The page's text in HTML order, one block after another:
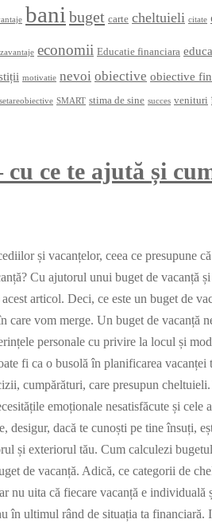
bani buget carte cheltuieli citate
economii Educatie financiara
motivatie nevoi obiective obiective
setareobiective SMART stima de sine succes venituri
ce te ajută și
și vacanțelor, ceea ce presupune
Cu ajutorul unui buget de vacanță
articol. Deci, ce este un buget de
care vom merge. Un buget de vacanță
personale cu privire la locul și
fi ca o busolă în planificarea
cumpărături, care presupun
emoționale nesatisfăcute și
desigur, dacă te cunoști pe tine însuți,
și exteriorul tău. Cum calculezi
de vacanță. Adică, ce categorii de
nu uita că fiecare vacanță e
în ultimul rând de situația ta